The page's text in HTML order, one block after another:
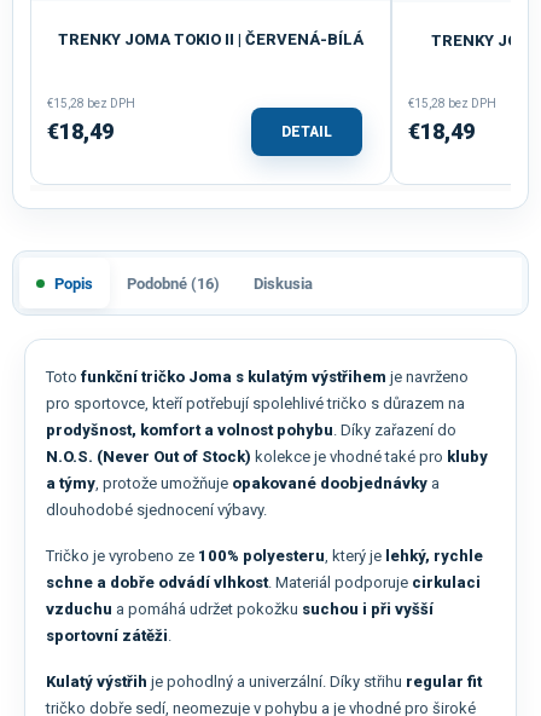
TRENKY JOMA TOKIO II | ČERVENÁ-BÍLÁ
€15,28 bez DPH
€18,49 DETAIL
TRENKY
€15,28 bez DPH
€18,49
Popis Podobné (16) Diskusia
Toto funkční tričko Joma s kulatým výstřihem je navrženo
pro sportovce, kteří potřebují spolehlivé tričko s důrazem na
prodyšnost, komfort a volnost pohybu. Díky zařazení do
N.O.S. (Never Out of Stock) kolekce je vhodné také pro kluby
a týmy, protože umožňuje opakované doobjednávky a
dlouhodobé sjednocení výbavy.
Tričko je vyrobeno ze 100% polyesteru, který je lehký, rychle
schne a dobře odvádí vlhkost. Materiál podporuje cirkulaci
vzduchu a pomáhá udržet pokožku suchou i při vyšší
sportovní zátěži.
Kulatý výstřih je pohodlný a univerzální. Díky střihu regular fit
tričko dobře sedí, neomezuje v pohybu a je vhodné pro široké